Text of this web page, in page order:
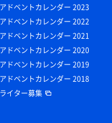
アドベントカレンダー 2023
アドベントカレンダー 2022
アドベントカレンダー 2021
アドベントカレンダー 2020
アドベントカレンダー 2019
アドベントカレンダー 2018
ライター募集